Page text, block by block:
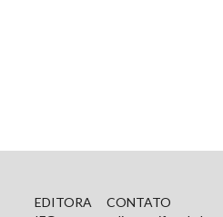
EDITORA
CONTATO